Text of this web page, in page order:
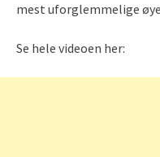
mest uforglemmelige
Se hele videoen her: